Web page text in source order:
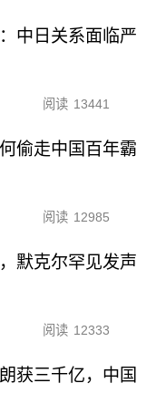
中日关系面临严
阅读 13441
偷走中国百年霸
阅读 12985
默克尔罕见发声
阅读 12333
获三千亿，中国